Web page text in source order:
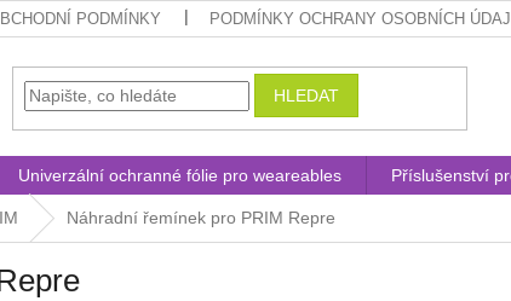
PODMÍNKY PODMÍNKY OCHRANY OSOBNÍCH
HLEDAT
Univerzální ochranné fólie pro weareables Příslušenství
Náhradní řemínek pro PRIM Repre